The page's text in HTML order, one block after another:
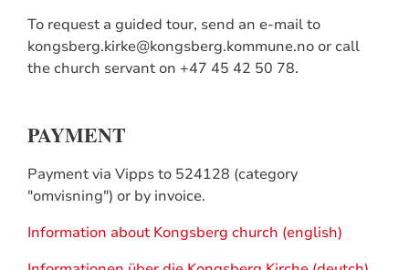
To request a guided tour, send an e-mail to
kongsberg.kirke@kongsberg.kommune.no or call
the church servant on +47 45 42 50 78.
PAYMENT
Payment via Vipps to 524128 (category
"omvisning") or by invoice.
Information about Kongsberg church (english)